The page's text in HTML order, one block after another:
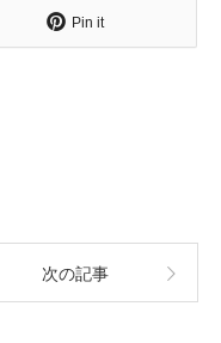
Pin it
次の記事